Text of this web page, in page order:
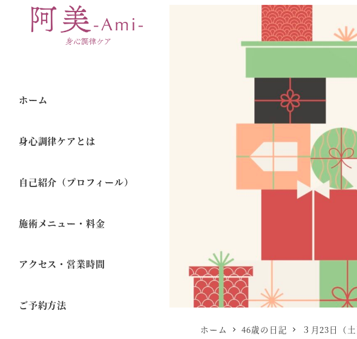
ホーム
身心調律ケアとは
自己紹介（プロフィール）
施術メニュー・料金
アクセス・営業時間
ご予約方法
ホーム 46歳の日記 ３月23日（